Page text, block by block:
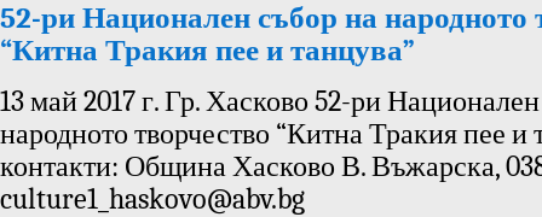
52-ри Национален събор на народното
“Китна Тракия пее и танцува”
13 май 2017 г. Гр. Хасково 52-ри
народното творчество “Китна Тракия пее и
контакти: Община Хасково В. Въжарска,
culture1_haskovo@abv.bg